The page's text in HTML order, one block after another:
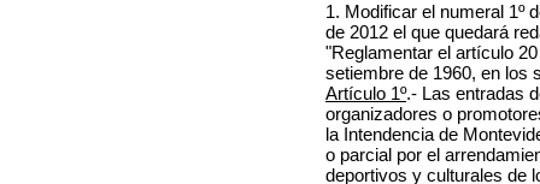
1. Modificar el numeral 1º
de 2012 el que quedará
"Reglamentar el artículo
setiembre de 1960, en los
Artículo 1º.- Las entradas
organizadores o
la Intendencia de
o parcial por el
deportivos y culturales de